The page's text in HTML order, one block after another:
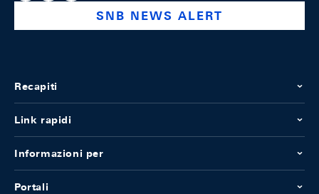
SNB NEWS ALERT
Recapiti
Link rapidi
Informazioni per
Portali